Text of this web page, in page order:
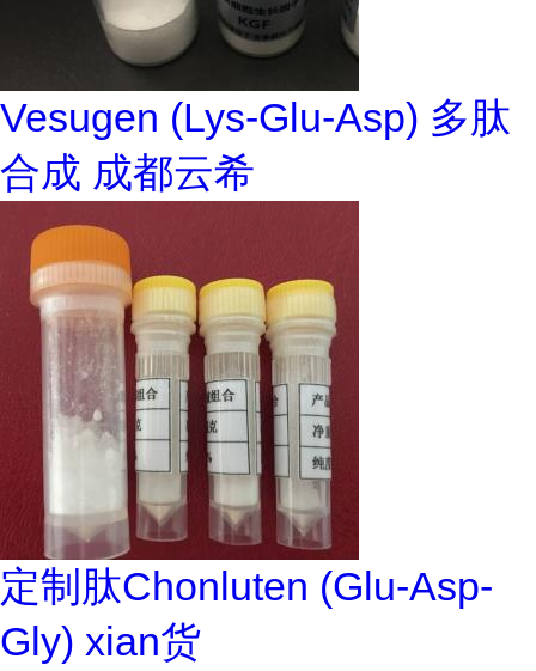
Vesugen (Lys-Glu-Asp) 多肽
合成 成都云希
定制肽Chonluten (Glu-Asp-
Gly) xian货